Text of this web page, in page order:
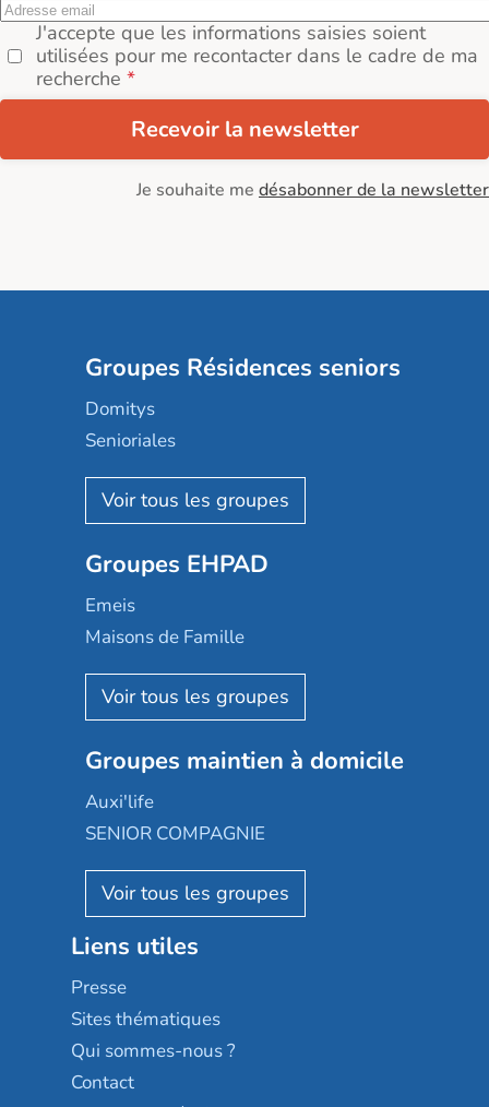
J'accepte que les informations saisies soient
utilisées pour me recontacter dans le cadre de ma
recherche
Recevoir la newsletter
Je souhaite me désabonner de la newsletter
Groupes Résidences seniors
Domitys
Senioriales
Nohée
Les Résidentiels
Mobicap
Domusvi
Happy Senior
Aquarelia
Nexity edenea
Les jardins d'Arcadie
Occitalia
Appartseniors
Reseda
Stella management
Les villages d'or
Sérénys
Résidences services Villa Médicis
Groupes EHPAD
Emeis
Maisons de Famille
Korian
Emera
Groupe SOS
Le Noble Âge
Almage
Résidalya
Groupe aplus
Groupes maintien à domicile
Auxi'life
SENIOR COMPAGNIE
AGE D'OR Services
Liens utiles
Presse
Sites thématiques
Qui sommes-nous ?
Contact